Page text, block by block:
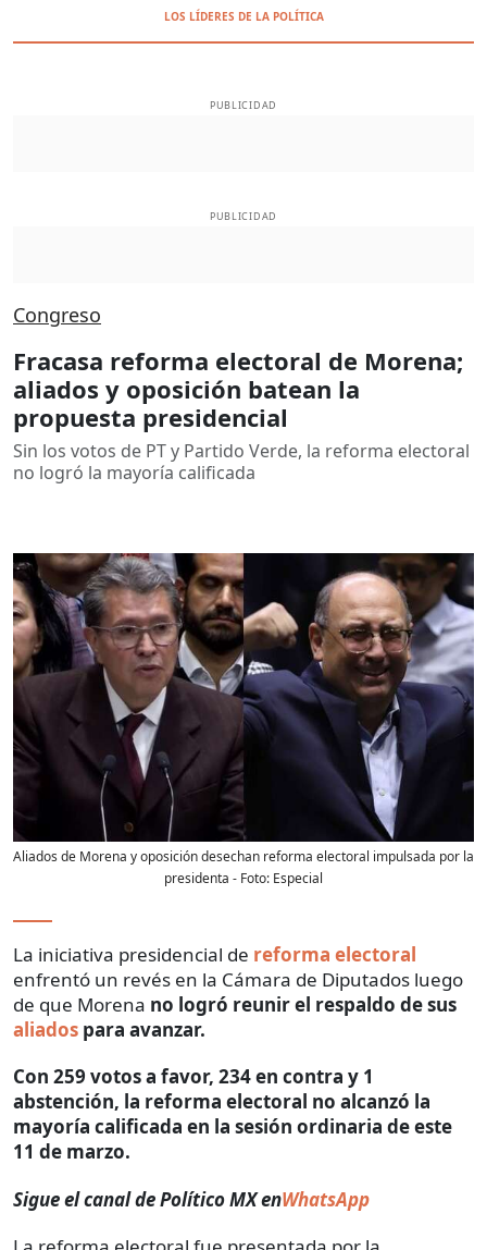
LOS LÍDERES DE LA POLÍTICA
PUBLICIDAD
PUBLICIDAD
Congreso
Fracasa reforma electoral de Morena;
aliados y oposición batean la
propuesta presidencial
Sin los votos de PT y Partido Verde, la reforma electoral
no logró la mayoría calificada
Aliados de Morena y oposición desechan reforma electoral impulsada por la
presidenta - Foto: Especial
La iniciativa presidencial de reforma electoral
enfrentó un revés en la Cámara de Diputados luego
de que Morena no logró reunir el respaldo de sus
aliados para avanzar.
Con 259 votos a favor, 234 en contra y 1
abstención, la reforma electoral no alcanzó la
mayoría calificada en la sesión ordinaria de este
11 de marzo.
Sigue el canal de Político MX enWhatsApp